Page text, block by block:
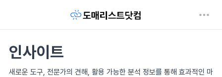
인사이트
새로운 도구, 전문가의 견해, 활용 가능한 분석 정보를 통해 효과적인 마